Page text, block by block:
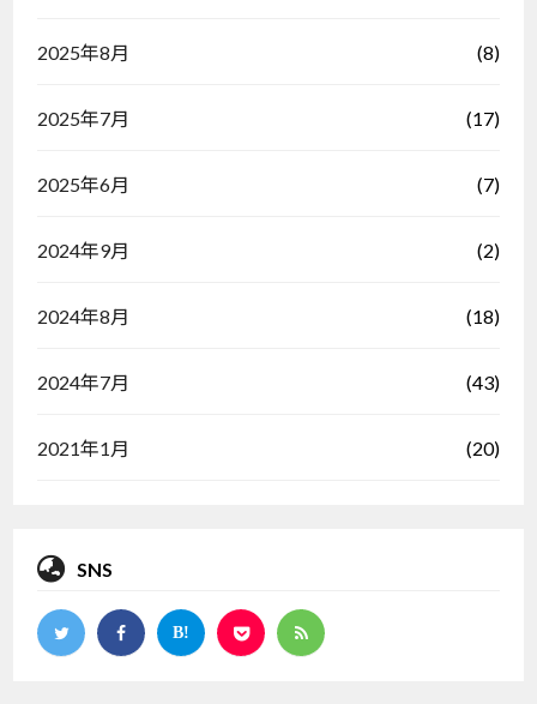
2025年8月 (8)
2025年7月 (17)
2025年6月 (7)
2024年9月 (2)
2024年8月 (18)
2024年7月 (43)
2021年1月 (20)
SNS